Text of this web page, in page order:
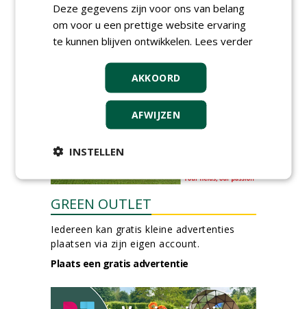
Hoofdgreenkeeper (m/v)
Golfbaan KralingenOosthoek
groepRotterdam
meer Groene Banen
GREEN OUTLET
Iedereen kan gratis kleine advertenties
plaatsen via zijn eigen account.
Plaats een gratis advertentie
Deze gegevens zijn voor ons van belang
om voor u een prettige website ervaring
te kunnen blijven ontwikkelen. Lees verder
AKKOORD
AFWIJZEN
INSTELLEN